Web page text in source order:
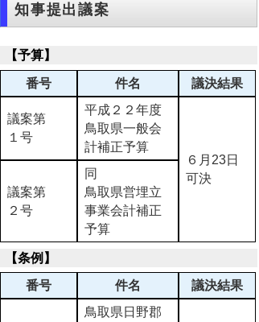
知事提出議案
【予算】
番号 件名 議決結果
議案第
１号
平成２２年度
鳥取県一般会
計補正予算
６月23日
可決
議案第
２号
同
鳥取県営埋立
事業会計補正
予算
【条例】
番号 件名 議決結果
鳥取県日野郡